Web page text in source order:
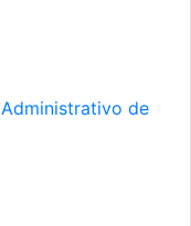
de